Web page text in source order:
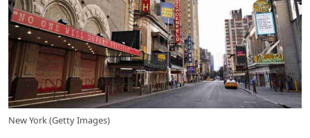
New York (Getty Images)